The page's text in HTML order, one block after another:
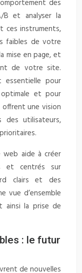
des
et analyser la
ces instruments,
faibles de votre
mise en page, et
de votre site.
essentielle pour
et pour
offrent une vision
des utilisateurs,
web aide à créer
et centrés sur
clairs et des
vue d’ensemble
ainsi la prise de
: le futur
de nouvelles